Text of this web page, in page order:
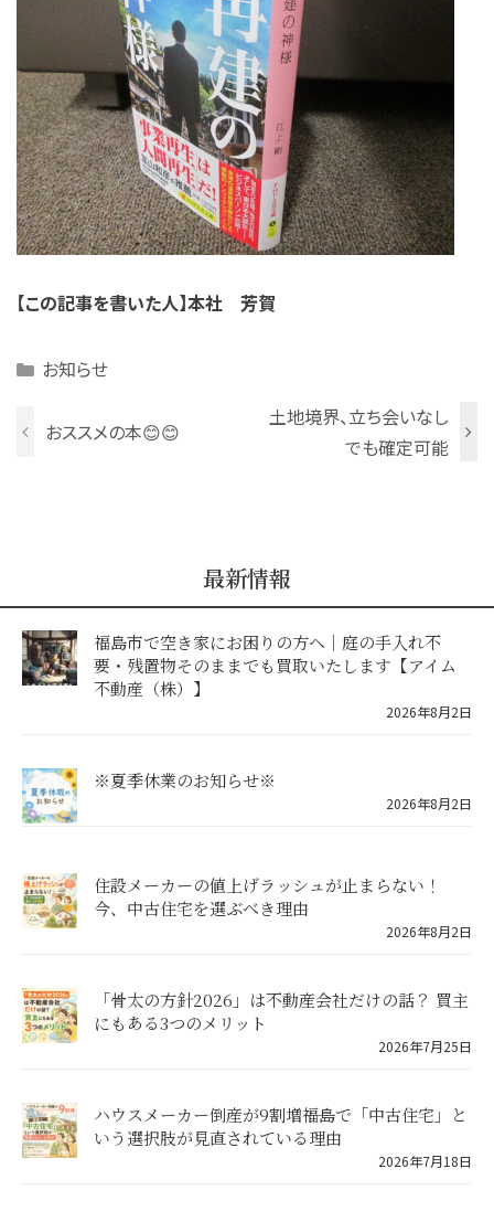
【この記事を書いた人】本社 芳賀
Categories
お知らせ
おススメの本😊😊
土地境界、立ち会いなし
でも確定可能
最新情報
福島市で空き家にお困りの方へ｜庭の手入れ不
要・残置物そのままでも買取いたします【アイム
不動産（株）】
2026年8月2日
※夏季休業のお知らせ※
2026年8月2日
住設メーカーの値上げラッシュが止まらない！
今、中古住宅を選ぶべき理由
2026年8月2日
「骨太の方針2026」は不動産会社だけの話？ 買主
にもある3つのメリット
2026年7月25日
ハウスメーカー倒産が9割増――福島で「中古住宅」と
いう選択肢が見直されている理由
2026年7月18日